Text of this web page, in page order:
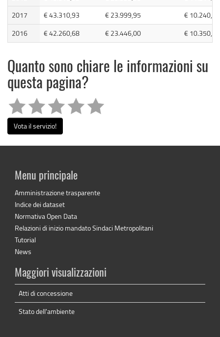
2017
€ 43.310,93 € 23.999,95
€ 10.240,68
2016
€ 42.260,68 € 23.446,00 € 10.350,72
Quanto sono chiare le informazioni su
questa pagina?
Vota il servizio!
Menu principale
Amministrazione trasparente
Indice dei dataset
Normativa Open Data
Relazioni di inizio mandato Sindaci Metropolitani
Tutorial
News
Maggiori visualizzazioni
Atti di concessione
Stato dell'ambiente